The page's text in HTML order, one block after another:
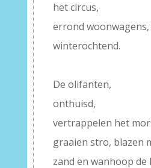
het circus,
errond
winterochtend.
De olifanten,
onthuisd,
vertrappelen het
graaien stro, blazen
zand en wanhoop de